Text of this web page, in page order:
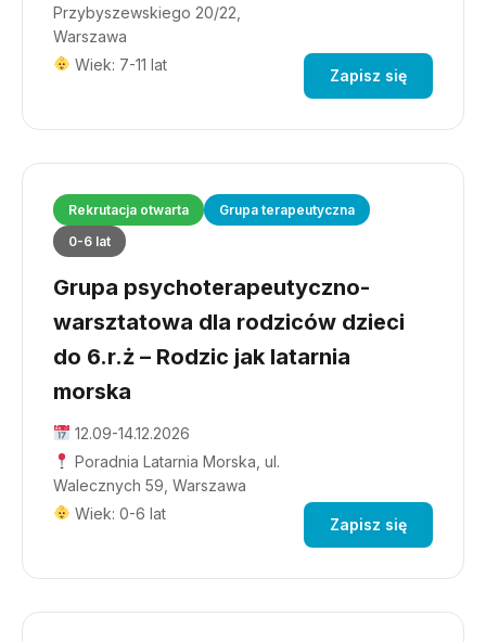
Przybyszewskiego 20/22,
Warszawa
Wiek: 7-11 lat
Zapisz się
Rekrutacja otwarta
Grupa terapeutyczna
0-6 lat
Grupa psychoterapeutyczno-
warsztatowa dla rodziców dzieci
do 6.r.ż – Rodzic jak latarnia
morska
12.09-14.12.2026
Poradnia Latarnia Morska, ul.
Walecznych 59, Warszawa
Wiek: 0-6 lat
Zapisz się